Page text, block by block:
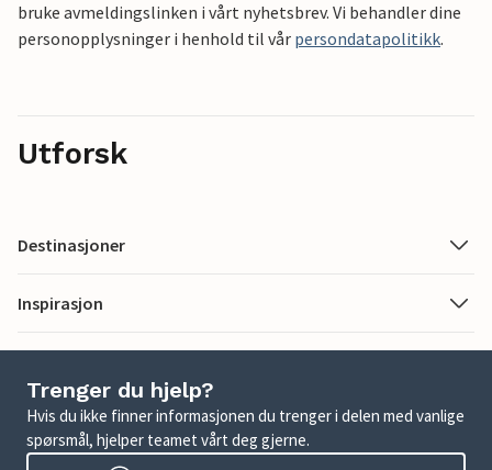
bruke avmeldingslinken i vårt nyhetsbrev. Vi behandler dine
personopplysninger i henhold til vår persondatapolitikk.
Utforsk
Destinasjoner
Inspirasjon
Trenger du hjelp?
Hvis du ikke finner informasjonen du trenger i delen med vanlige
spørsmål, hjelper teamet vårt deg gjerne.